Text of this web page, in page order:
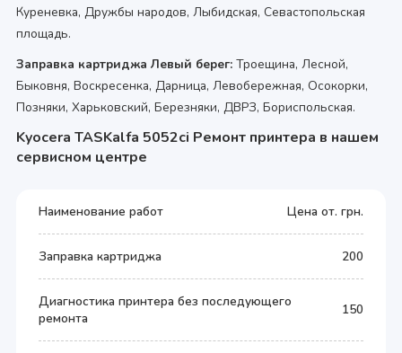
Куреневка, Дружбы народов, Лыбидская, Севастопольская
площадь.
Заправка картриджа Левый берег:Троещина, Лесной,
Быковня, Воскресенка, Дарница, Левобережная, Осокорки,
Позняки, Харьковский, Березняки, ДВРЗ, Бориспольская.
Kyocera TASKalfa 5052ci Ремонт принтера в нашем
сервисном центре
Наименование работ Цена от. грн.
Заправка картриджа 200
Диагностика принтера без последующего
ремонта
150